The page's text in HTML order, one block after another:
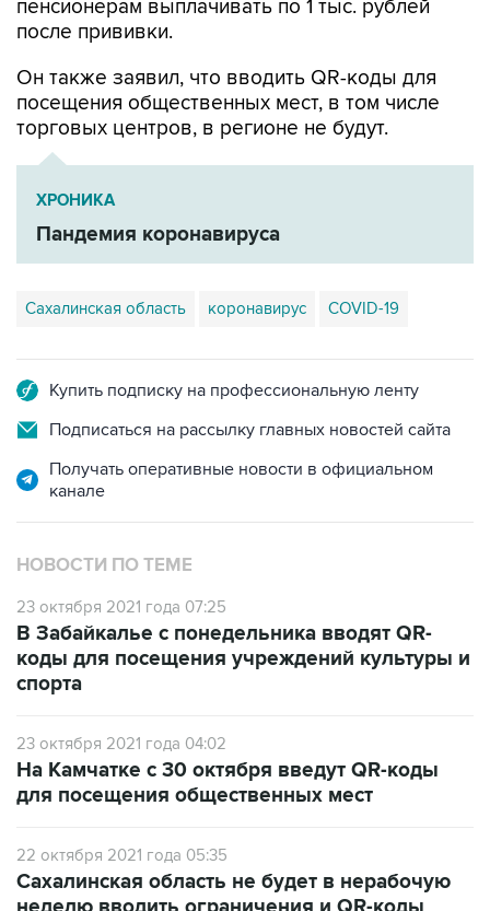
Он также заявил, что вводить QR-коды для
торговых центров, в регионе не будут.
ХРОНИКА
Пандемия коронавируса
Сахалинская область коронавирус COVID-19
Подписаться на рассылку главных новостей сайта
Получать оперативные новости в официальном
НОВОСТИ ПО ТЕМЕ
23 октября 2021 года 07:25
коды для посещения учреждений культуры и
спорта
23 октября 2021 года 04:02
для посещения общественных мест
22 октября 2021 года 05:35
неделю вводить ограничения и QR-коды